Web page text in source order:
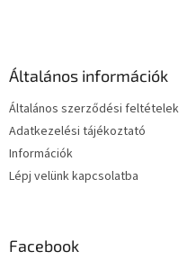
Általános információk
Általános szerződési feltételek
Adatkezelési tájékoztató
Információk
Lépj velünk kapcsolatba
Facebook